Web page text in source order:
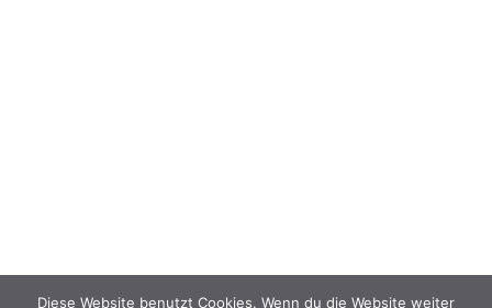
Diese Website benutzt Cookies. Wenn du die Website weiter